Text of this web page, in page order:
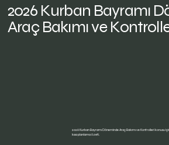
2026 Kurban Bayramı
Araç Bakımı ve
2026 Kurban Bayramı Döneminde Araç Bakımı ve Kontrolleri konusu
kısa planlama özeti.